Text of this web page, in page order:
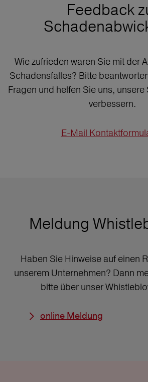
Feedback
Wie zufrieden waren Sie mit der
Schadensfalles? Bitte
Fragen und helfen Sie uns,
verbessern.
E-Mail
Meldung
Haben Sie Hinweise auf einen
unserem Unternehmen? Dann
bitte über unser
online Meldung